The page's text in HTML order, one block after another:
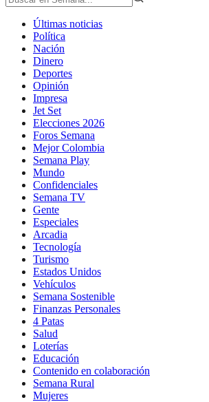
Últimas noticias
Política
Nación
Dinero
Deportes
Opinión
Impresa
Jet Set
Elecciones 2026
Foros Semana
Mejor Colombia
Semana Play
Mundo
Confidenciales
Semana TV
Gente
Especiales
Arcadia
Tecnología
Turismo
Estados Unidos
Vehículos
Semana Sostenible
Finanzas Personales
4 Patas
Salud
Loterías
Educación
Contenido en colaboración
Semana Rural
Mujeres